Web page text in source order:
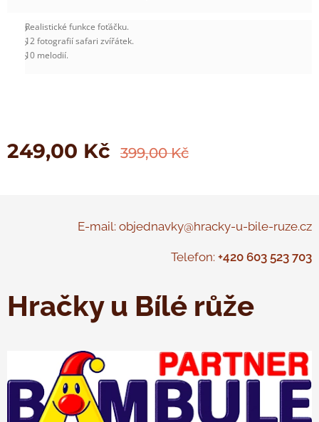
Realistické funkce foťáčku.
12 fotografií safari zvířátek.
10 melodií.
249,00 Kč 399,00Kč
E-mail: objednavky@hracky-u-bile-ruze.cz
Telefon: +420 603 523 703
Hračky u Bílé růže